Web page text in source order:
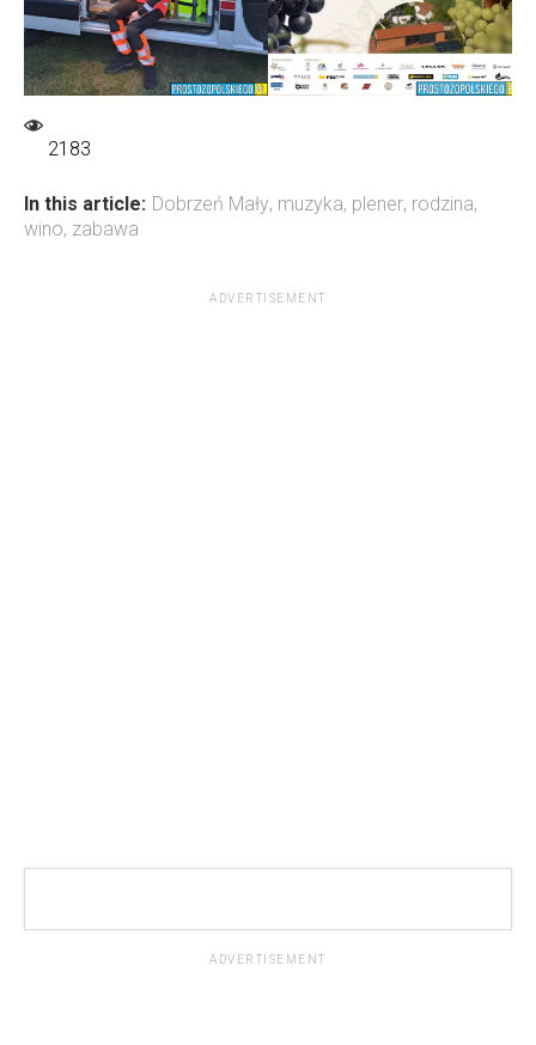
2183
In this article: Dobrzeń Mały, muzyka, plener, rodzina,
wino, zabawa
ADVERTISEMENT
ADVERTISEMENT